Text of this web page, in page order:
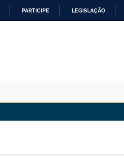
PARTICIPE LEGISLAÇÃO